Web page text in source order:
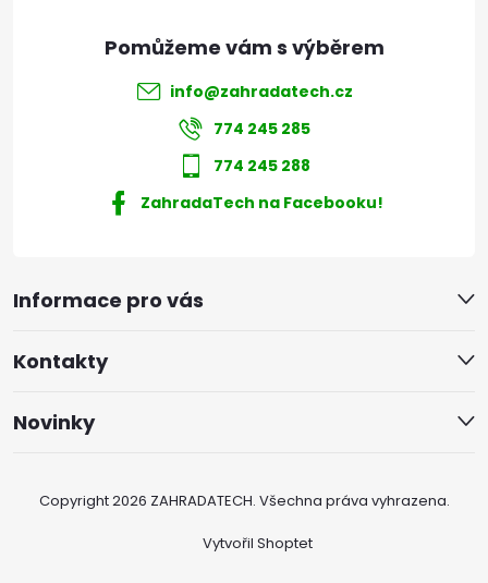
Informace pro vás
Kontakty
Novinky
info@zahradatech.cz
774 245 285
774 245 288
ZahradaTech na Facebooku!
Vytvořil Shoptet
Copyright 2026 ZAHRADATECH. Všechna práva vyhrazena.